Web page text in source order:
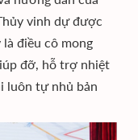
vinh dự được
điều cô mong
đỡ, hỗ trợ nhiệt
luôn tự nhủ bản